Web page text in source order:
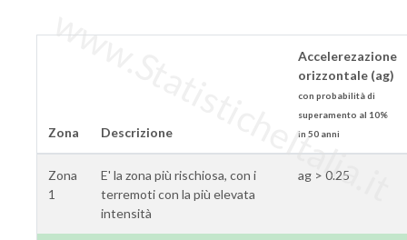
Zona Descrizione
Accelerezazione
orizzontale (ag)
con probabilità di
superamento al 10%
in 50 anni
Zona
1
E' la zona più rischiosa, con i
terremoti con la più elevata
intensità
ag > 0.25
www.StatisticheItalia.it